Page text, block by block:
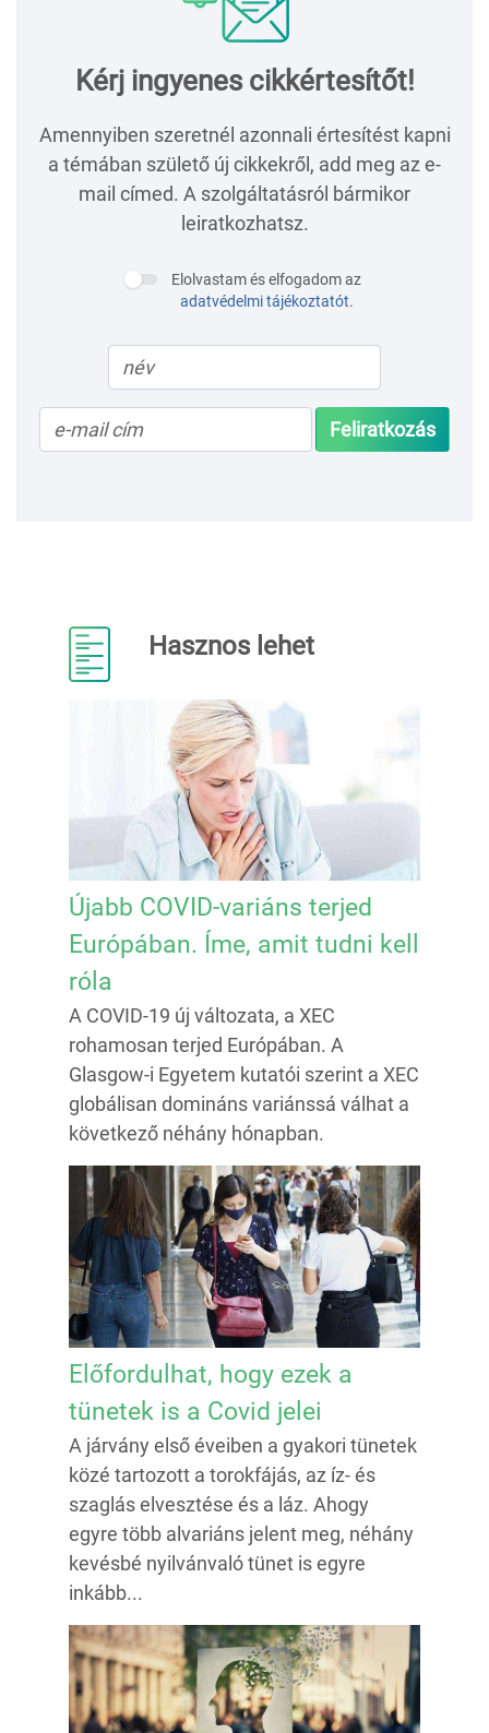
Kérj ingyenes cikkértesítőt!
Amennyiben szeretnél azonnali értesítést kapni
a témában születő új cikkekről, add meg az e-
mail címed. A szolgáltatásról bármikor
leiratkozhatsz.
Elolvastam és elfogadom az
adatvédelmi tájékoztatót.
Feliratkozás
Hasznos lehet
Újabb COVID-variáns terjed
Európában. Íme, amit tudni kell
róla
A COVID-19 új változata, a XEC
rohamosan terjed Európában. A
Glasgow-i Egyetem kutatói szerint a XEC
globálisan domináns variánssá válhat a
következő néhány hónapban.
Előfordulhat, hogy ezek a
tünetek is a Covid jelei
A járvány első éveiben a gyakori tünetek
közé tartozott a torokfájás, az íz- és
szaglás elvesztése és a láz. Ahogy
egyre több alvariáns jelent meg, néhány
kevésbé nyilvánvaló tünet is egyre
inkább...